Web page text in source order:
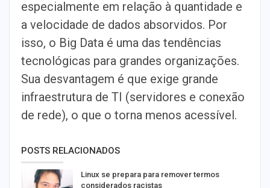
especialmente em relação à quantidade e
a velocidade de dados absorvidos. Por
isso, o Big Data é uma das tendências
tecnológicas para grandes organizações.
Sua desvantagem é que exige grande
infraestrutura de TI (servidores e conexão
de rede), o que o torna menos acessível.
POSTS RELACIONADOS
Linux se prepara para remover termos
considerados racistas